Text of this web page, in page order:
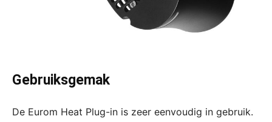
Gebruiksgemak
De Eurom Heat Plug-in is zeer eenvoudig in gebruik.